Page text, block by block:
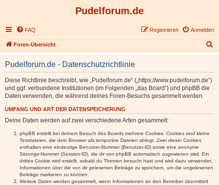
Pudelforum.de
FAQ Anmelden
Registrieren
Foren-Übersicht
u
Pudelforum.de - Datenschutzrichtlinie
Diese Richtlinie beschreibt, wie „Pudelforum.de“ („https://www.pudelforum.de“)
und ggf. verbundene Institutionen (im Folgenden „das Board“) und phpBB die
Daten verwenden, die während deines Foren-Besuchs gesammelt werden.
UMFANG UND ART DER DATENSPEICHERUNG
Deine Daten werden auf zwei verschiedene Arten gesammelt:
phpBB erstellt bei deinem Besuch des Boards mehrere Cookies. Cookies sind kleine
Textdateien, die dein Browser als temporäre Dateien ablegt. Zwei dieser Cookies
enthalten eine eindeutige Benutzer-Nummer (Benutzer-ID) sowie eine anonyme
Sitzungs-Nummer (Session-ID), die dir von phpBB automatisch zugewiesen wird. Ein
drittes Cookie wird erstellt, sobald du Themen besucht hast und wird dazu verwendet,
Informationen über die von dir gelesenen Beiträge zu speichern, um die ungelesenen
Beiträge markieren zu können.
Weitere Daten werden gesammelt, wenn Informationen an den Betreiber übermittelt